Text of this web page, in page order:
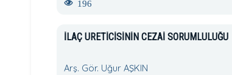
196
İLAÇ ÜRETİCİSİNİN CEZAİ SORUMLULUĞU
Arş. Gör. Uğur AŞKIN